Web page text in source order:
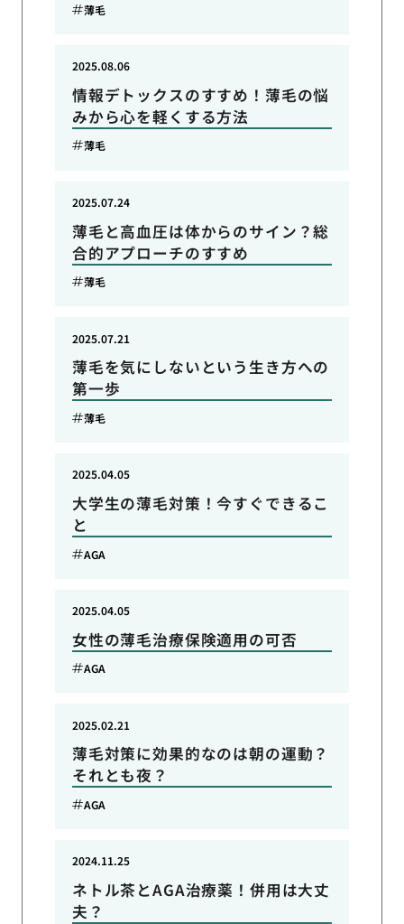
薄毛
情報デトックスのすすめ！薄毛の悩
みから心を軽くする方法
2025.08.06
薄毛
薄毛と高血圧は体からのサイン？総
合的アプローチのすすめ
2025.07.24
薄毛
薄毛を気にしないという生き方への
第一歩
2025.07.21
薄毛
大学生の薄毛対策！今すぐできるこ
と
2025.04.05
AGA
女性の薄毛治療保険適用の可否
2025.04.05
AGA
薄毛対策に効果的なのは朝の運動？
それとも夜？
2025.02.21
AGA
ネトル茶とAGA治療薬！併用は大丈
夫？
2024.11.25